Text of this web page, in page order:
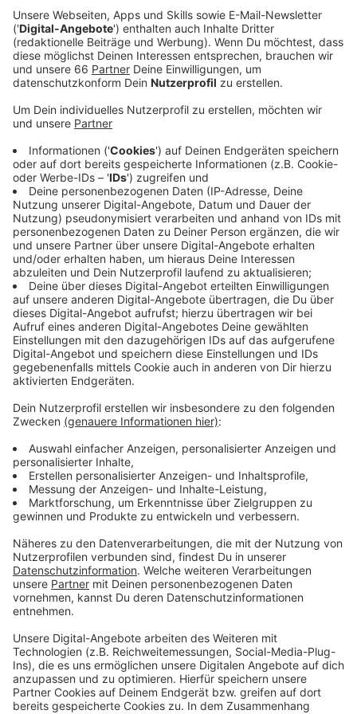
Täter nahmen ihm seine teure Armbanduhr, seine
Geldbörse und sein Handy ab.
Veröffentlicht:Freitag, 06.09.2024 15:49
Anzeige
Polizei nimmt verdächtige Frauen fest
Anzeige
Im Zuge der Fahndung hielt die Polizei zwei
verdächtige Frauen an, die möglicherweise als
Lockvögel dienten. Die Ermittlungen zu den Tätern
und den Frauen dauern an. Die Polizei bittet die
Bevölkerung um Mithilfe.Zeugen werden gebeten,
sich unter der Telefonnummer 0211 - 870-0 zu
melden.Jede Information könnte zur Aufklärung des
Hochtouren, um die Täter zu identifizieren und
festzunehmen sowie die Rolle der angehaltenen
Frauen zu klären.
Anzeige
Weitere Infos und Links zum Thema:
Anzeige
Die Meldung der Polizei
Infos zum Hofgarten
Weitere Nachrichten aus Düsseldorf